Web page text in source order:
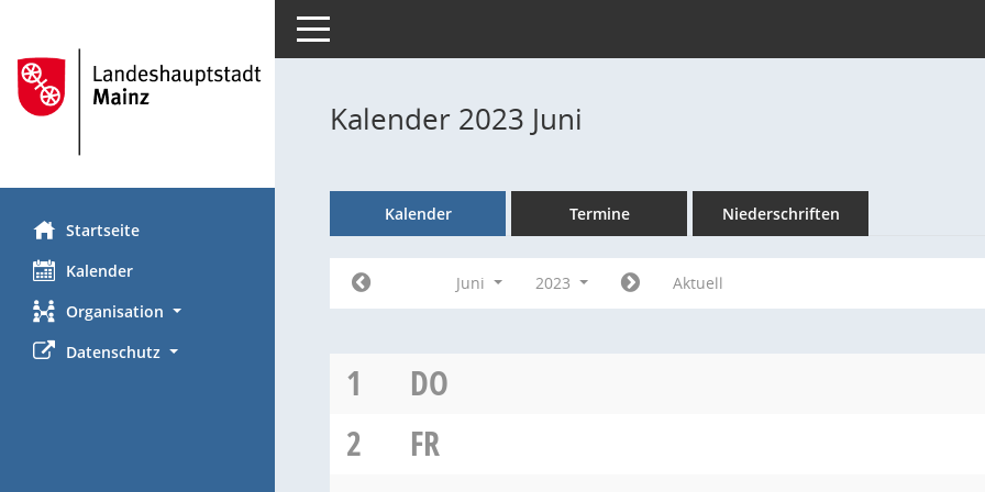
Startseite
Kalender
Organisation
Datenschutz
Toggle navigation
Kalender 2023 Juni
Kalender Termine Niederschriften
Juni 2023 Aktuell
1
DO
2
FR